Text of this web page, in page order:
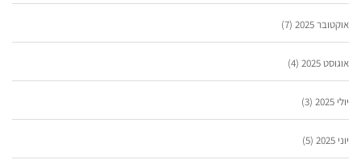
אוקטובר 2025 (7)
אוגוסט 2025 (4)
יולי 2025 (3)
יוני 2025 (5)